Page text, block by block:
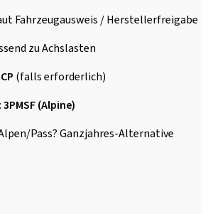
Fahrzeugausweis / Herstellerfreigabe
zu Achslasten
(falls erforderlich)
3PMSF (Alpine)
Pass? Ganzjahres-Alternative